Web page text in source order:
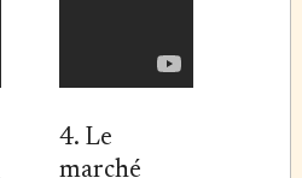
4. Le
marché